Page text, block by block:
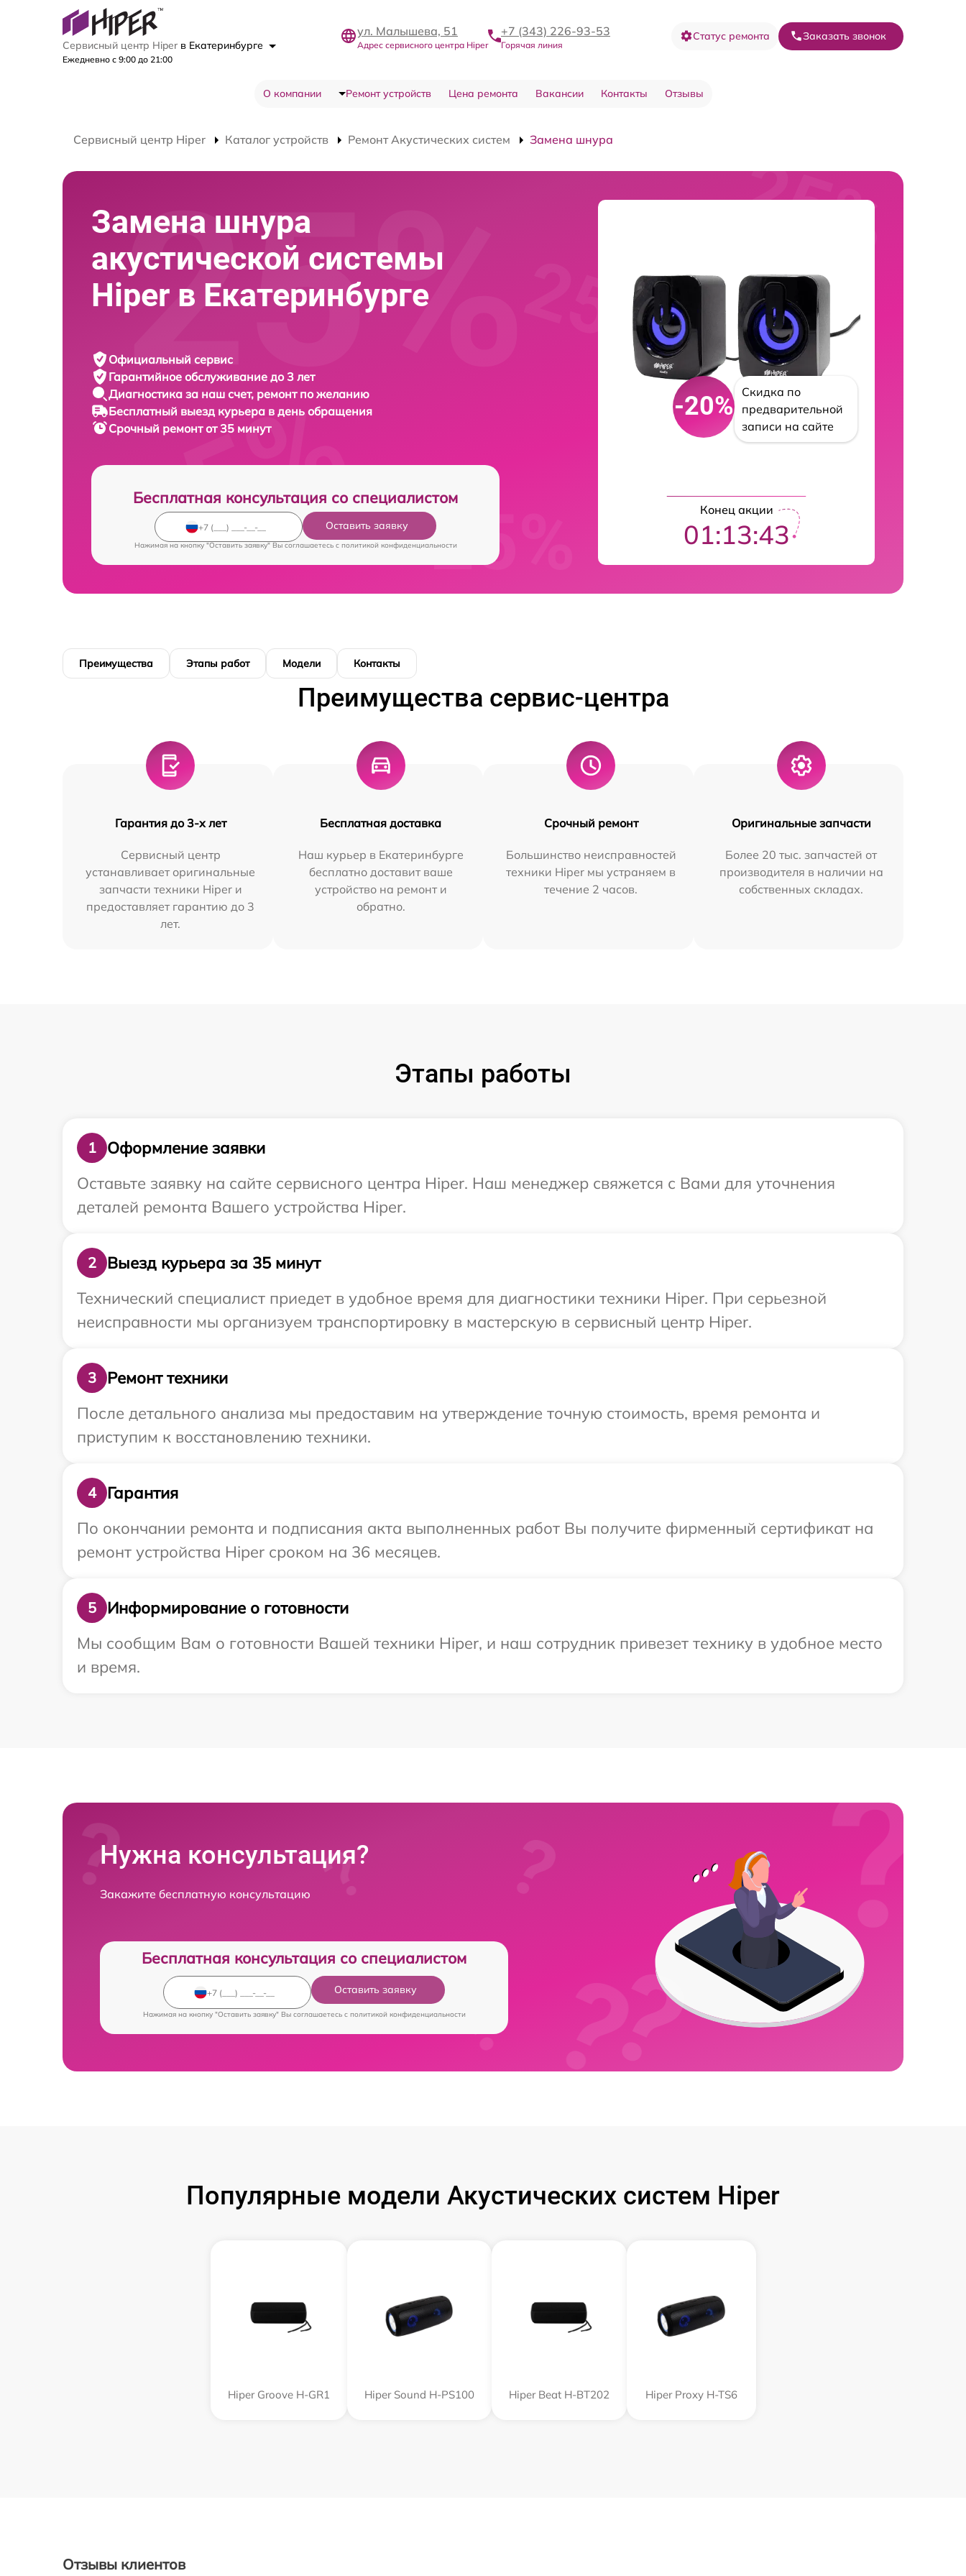
Сервисный центр Hiper в Екатеринбурге
Ежедневно с 9:00 до 21:00
ул. Малышева, 51
Адрес сервисного центра Hiper
+7 (343) 226-93-53
Горячая линия
Статус ремонта Заказать звонок
О компании Ремонт устройств Цена ремонта Вакансии Контакты Отзывы
Сервисный центр Hiper Каталог устройств Ремонт Акустических систем Замена шнура
Замена шнура
акустической системы
Hiper в Екатеринбурге
Официальный сервис
Гарантийное обслуживание до 3 лет
Диагностика за наш счет, ремонт по желанию
Бесплатный выезд курьера в день обращения
Срочный ремонтот 35 минут
Бесплатная консультация со специалистом
Оставить заявку
Нажимая на кнопку "Оставить заявку" Вы соглашаетесь c политикой конфиденциальности
-20%
Скидка по
предварительной
записи на сайте
Конец акции
01:13:42
Преимущества Этапы работ Модели Контакты
Преимущества сервис-центра
Гарантия до 3-х лет
Сервисный центр
устанавливает оригинальные
запчасти техники Hiper и
предоставляет гарантию до 3
лет.
Бесплатная доставка
Наш курьер в Екатеринбурге
бесплатно доставит ваше
устройство на ремонт и
обратно.
Срочный ремонт
Большинство неисправностей
техники Hiper мы устраняем в
течение 2 часов.
Оригинальные запчасти
Более 20 тыс. запчастей от
производителя в наличии на
собственных складах.
Этапы работы
1
Оформление заявки
Оставьте заявку на сайте сервисного центра Hiper. Наш менеджер свяжется с Вами для уточнения
деталей ремонта Вашего устройства Hiper.
2
Выезд курьера за 35 минут
Технический специалист приедет в удобное время для диагностики техники Hiper. При серьезной
неисправности мы организуем транспортировку в мастерскую в сервисный центр Hiper.
3
Ремонт техники
После детального анализа мы предоставим на утверждение точную стоимость, время ремонта и
приступим к восстановлению техники.
4
Гарантия
По окончании ремонта и подписания акта выполненных работ Вы получите фирменный сертификат на
ремонт устройства Hiper сроком на 36 месяцев.
5
Информирование о готовности
Мы сообщим Вам о готовности Вашей техники Hiper, и наш сотрудник привезет технику в удобное место
и время.
Нужна консультация?
Закажите бесплатную консультацию
Бесплатная консультация со специалистом
Оставить заявку
Нажимая на кнопку "Оставить заявку" Вы соглашаетесь c политикой конфиденциальности
Популярные модели Акустических систем Hiper
Hiper Groove H-GR1 Hiper Sound H-PS100 Hiper Beat H-BT202 Hiper Proxy H-TS6
Отзывы клиентов